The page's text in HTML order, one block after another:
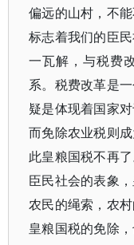
偏远的山村，不
标志着我们的臣
一瓦解，与税费
系。税费改革是
疑是体现着国家
而免除农业税则
此皇粮国税不再
臣民社会的表象
农民的绳索，农
皇粮国税的免除